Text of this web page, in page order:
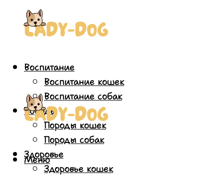
Воспитание
Воспитание кошек
Воспитание собак
Породы
Породы кошек
Породы собак
Здоровье
Здоровье кошек
Меню